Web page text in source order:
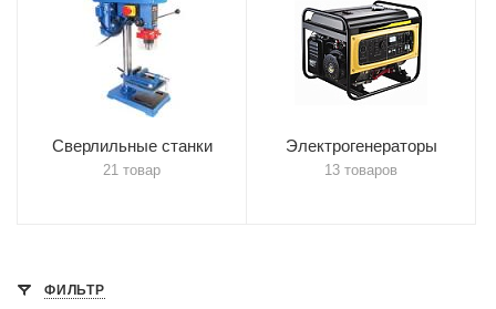
Сверлильные станки
21 товар
Электрогенераторы
13 товаров
ФИЛЬТР